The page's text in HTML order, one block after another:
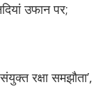
उफान पर;
रक्षा समझौता’,